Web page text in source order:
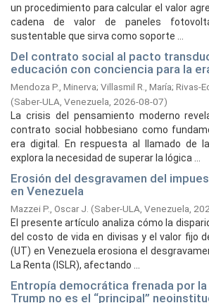
un procedimiento para calcular el valor
cadena de valor de paneles
sustentable que sirva como soporte ...
Del contrato social al pacto
educación con conciencia para la
Mendoza P., Minerva; Villasmil R., María; Rivas-
(Saber-ULA, Venezuela, 2026-08-07)
La crisis del pensamiento moderno
contrato social hobbesiano como
era digital. En respuesta al llamado de la
explora la necesidad de superar la lógica ...
Erosión del desgravamen del
en Venezuela
Mazzei P., Oscar J. (Saber-ULA, Venezuela,
El presente artículo analiza cómo la
del costo de vida en divisas y el valor fijo
(UT) en Venezuela erosiona el
La Renta (ISLR), afectando ...
Entropía democrática frenada por
Trump no es el “principal”